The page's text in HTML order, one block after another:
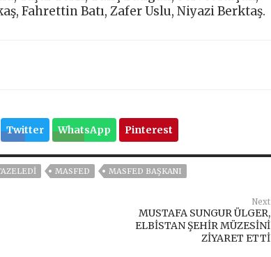
Fahrettin Batı, Zafer Uslu, Niyazi Berktaş.
Twitter WhatsApp Pinterest
MASFED MASFED BAŞKANI
Next
MUSTAFA SUNGUR ÜLGER,
ELBİSTAN ŞEHİR MÜZESİNİ
ZİYARET ETTİ